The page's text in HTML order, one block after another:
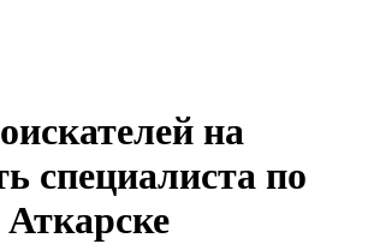
на
специалиста по